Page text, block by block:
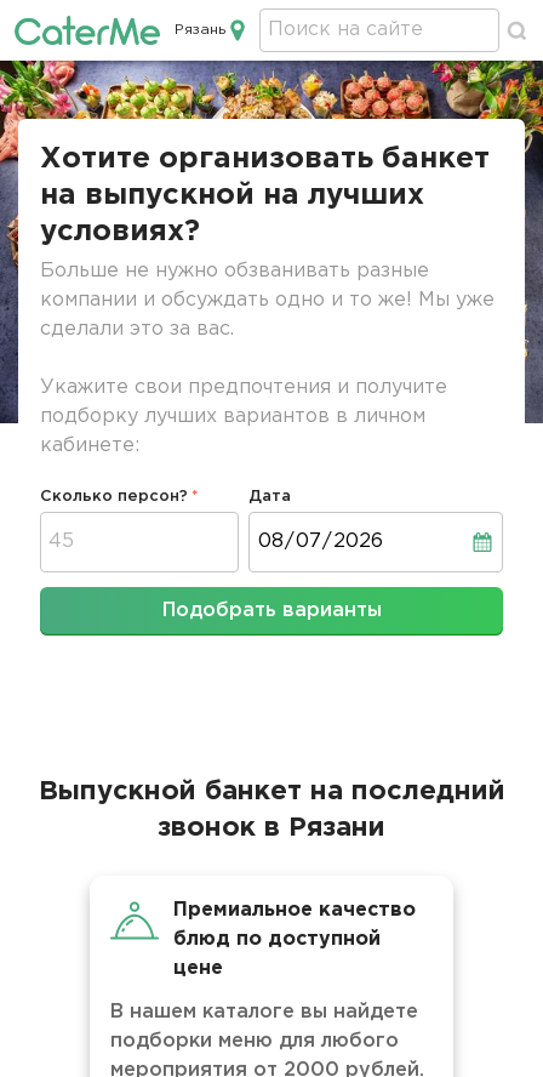
Кейтеринг в Рязани
Рязань
Строка
Хотите организовать банкет
на выпускной на лучших
условиях?
Больше не нужно обзванивать разные
компании и обсуждать одно и то же! Мы уже
сделали это за вас.
Укажите свои предпочтения и получите
подборку лучших вариантов в личном
кабинете:
Сколько персон? Дата
Подобрать варианты
Выпускной банкет на последний
звонок в Рязани
Премиальное качество
блюд по доступной
цене
В нашем каталоге вы найдете
подборки меню для любого
мероприятия от 2000 рублей.